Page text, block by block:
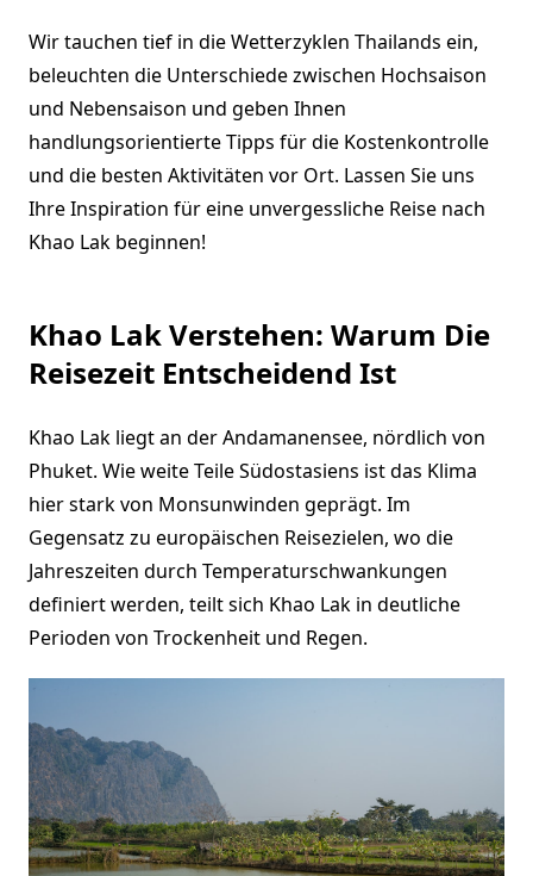
Wir tauchen tief in die Wetterzyklen Thailands ein,
beleuchten die Unterschiede zwischen Hochsaison
und Nebensaison und geben Ihnen
handlungsorientierte Tipps für die Kostenkontrolle
und die besten Aktivitäten vor Ort. Lassen Sie uns
Ihre Inspiration für eine unvergessliche Reise nach
Khao Lak beginnen!
Khao Lak Verstehen: Warum Die
Reisezeit Entscheidend Ist
Khao Lak liegt an der Andamanensee, nördlich von
Phuket. Wie weite Teile Südostasiens ist das Klima
hier stark von Monsunwinden geprägt. Im
Gegensatz zu europäischen Reisezielen, wo die
Jahreszeiten durch Temperaturschwankungen
definiert werden, teilt sich Khao Lak in deutliche
Perioden von Trockenheit und Regen.